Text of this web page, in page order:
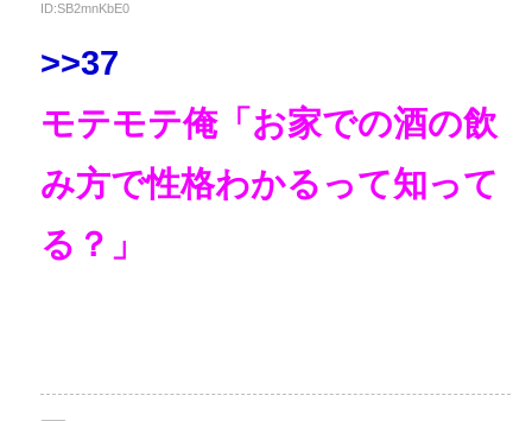
ID:SB2mnKbE0
>>37
モテモテ俺「お家での酒の飲
み方で性格わかるって知って
る？」